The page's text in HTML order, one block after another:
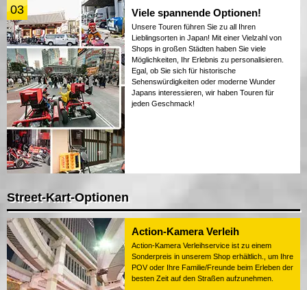
03 Viele spannende Optionen!
Unsere Touren führen Sie zu all Ihren
Lieblingsorten in Japan! Mit einer Vielzahl von
Shops in großen Städten haben Sie viele
Möglichkeiten, Ihr Erlebnis zu personalisieren.
Egal, ob Sie sich für historische
Sehenswürdigkeiten oder moderne Wunder
Japans interessieren, wir haben Touren für
jeden Geschmack!
Street-Kart-Optionen
Action-Kamera Verleih
Action-Kamera Verleihservice ist zu einem
Sonderpreis in unserem Shop erhältlich., um Ihre
POV oder Ihre Familie/Freunde beim Erleben der
besten Zeit auf den Straßen aufzunehmen.